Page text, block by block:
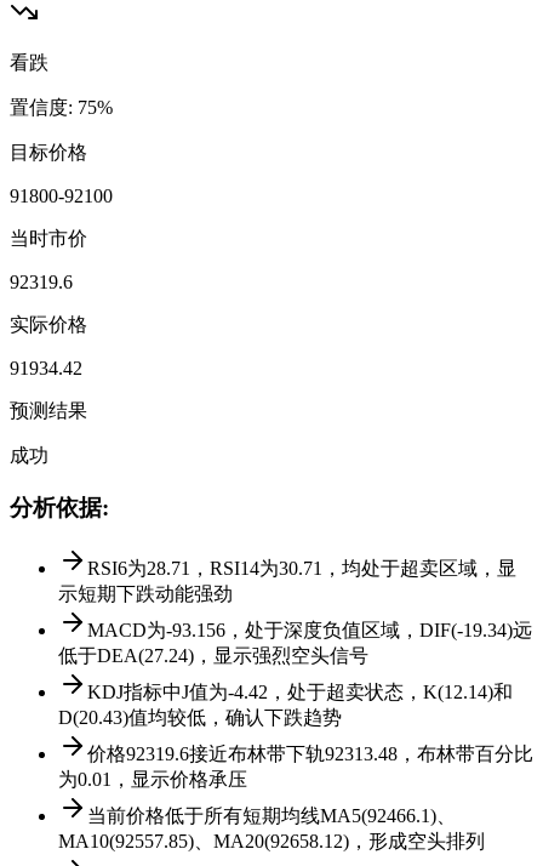
看跌
置信度: 75%
目标价格
91800-92100
当时市价
92319.6
实际价格
91934.42
预测结果
成功
分析依据:
RSI6为28.71，RSI14为30.71，均处于超卖区域，显
示短期下跌动能强劲
MACD为-93.156，处于深度负值区域，DIF(-19.34)远
低于DEA(27.24)，显示强烈空头信号
KDJ指标中J值为-4.42，处于超卖状态，K(12.14)和
D(20.43)值均较低，确认下跌趋势
价格92319.6接近布林带下轨92313.48，布林带百分比
为0.01，显示价格承压
当前价格低于所有短期均线MA5(92466.1)、
MA10(92557.85)、MA20(92658.12)，形成空头排列